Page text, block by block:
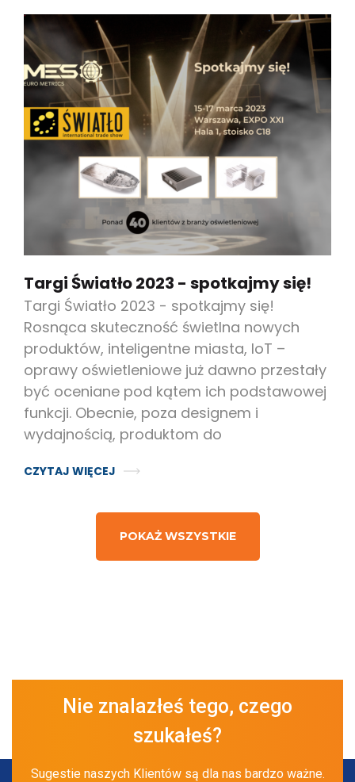
Targi Światło 2023 - spotkajmy się!
Targi Światło 2023 - spotkajmy się!
Rosnąca skuteczność świetlna nowych
produktów, inteligentne miasta, IoT –
oprawy oświetleniowe już dawno przestały
być oceniane pod kątem ich podstawowej
funkcji. Obecnie, poza designem i
wydajnością, produktom do
CZYTAJ WIĘCEJ
POKAŻ WSZYSTKIE
Nie znalazłeś tego, czego
szukałeś?
Sugestie naszych Klientów są dla nas bardzo ważne.